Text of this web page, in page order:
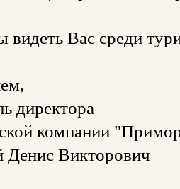
видеть Вас среди
директора
компании
Денис Викторович